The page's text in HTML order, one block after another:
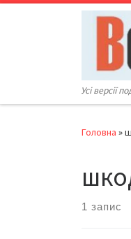
Перейти до вмісту
Усі версії
Головна »
1 запис